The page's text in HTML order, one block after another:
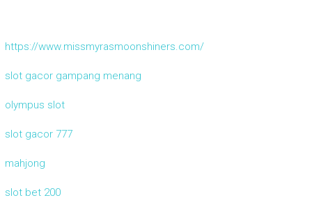
https://www.missmyrasmoonshiners.com/
slot gacor gampang menang
olympus slot
slot gacor 777
mahjong
slot bet 200